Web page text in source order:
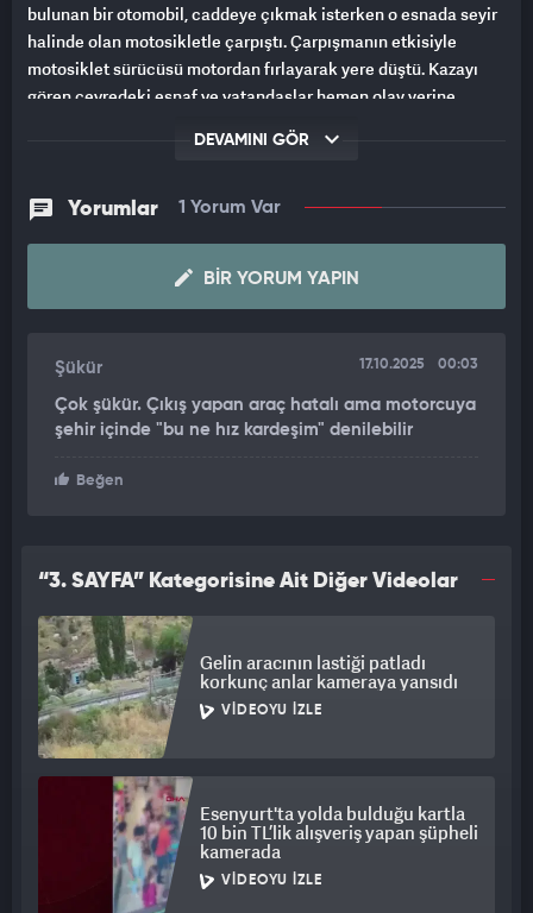
bulunan bir otomobil, caddeye çıkmak isterken o esnada seyir
halinde olan motosikletle çarpıştı. Çarpışmanın etkisiyle
motosiklet sürücüsü motordan fırlayarak yere düştü. Kazayı
gören çevredeki esnaf ve vatandaşlar hemen olay yerine
saniye yansıdı. Olay yerine ihbar üzerine polis ve sağlık ekipleri
sevk edildi. İlk müdahalesi olay yerinde yapılan motosiklet
DEVAMINI GÖR
Yorumlar 1 Yorum Var
BIR YORUM YAPIN
Şükür 17.10.2025 00:03
Çok şükür. Çıkış yapan araç hatalı ama motorcuya
şehir içinde "bu ne hız kardeşim" denilebilir
Beğen
“3. SAYFA” Kategorisine Ait Diğer Videolar
Gelin aracının lastiği patladı
korkunç anlar kameraya yansıdı
VIDEOYU İZLE
Esenyurt'ta yolda bulduğu kartla
10 bin TL’lik alışveriş yapan şüpheli
kamerada
VIDEOYU İZLE